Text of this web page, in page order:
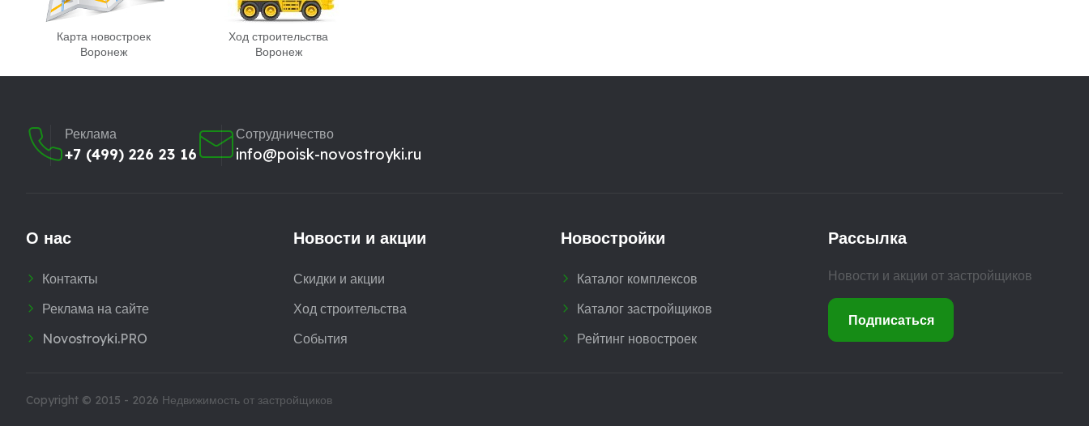
Карта новостроек
Воронеж
Ход строительства
Воронеж
Реклама
+7 (499) 226 23 16
Сотрудничество
info@poisk-novostroyki.ru
О нас
Контакты
Реклама на сайте
Novostroyki.PRO
Новости и акции
Скидки и акции
Ход строительства
События
Новостройки
Каталог комплексов
Каталог застройщиков
Рейтинг новостроек
Рассылка
Новости и акции от застройщиков
Подписаться
Copyright © 2015 - 2026 Недвижимость от застройщиков